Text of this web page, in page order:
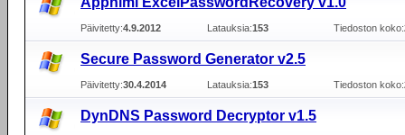
Päivitetty:4.9.2012 Latauksia:153 Tiedoston koko:
Secure Password Generator v2.5
Päivitetty:30.4.2014 Latauksia:153 Tiedoston koko:
DynDNS Password Decryptor v1.5